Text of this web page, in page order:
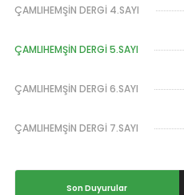
ÇAMLIHEMŞİN DERGİ 4.SAYI
ÇAMLIHEMŞİN DERGİ 5.SAYI
ÇAMLIHEMŞİN DERGİ 6.SAYI
ÇAMLIHEMŞİN DERGİ 7.SAYI
Son Duyurular